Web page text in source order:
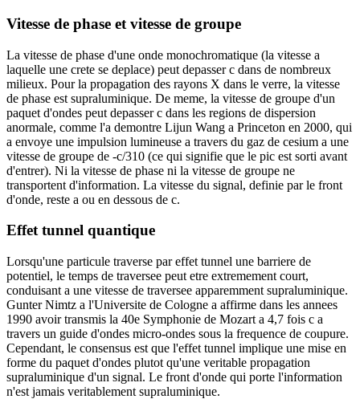
Vitesse de phase et vitesse de groupe
La vitesse de phase d'une onde monochromatique (la vitesse a
laquelle une crete se deplace) peut depasser c dans de nombreux
milieux. Pour la propagation des rayons X dans le verre, la vitesse
de phase est supraluminique. De meme, la vitesse de groupe d'un
paquet d'ondes peut depasser c dans les regions de dispersion
anormale, comme l'a demontre Lijun Wang a Princeton en 2000, qui
a envoye une impulsion lumineuse a travers du gaz de cesium a une
vitesse de groupe de -c/310 (ce qui signifie que le pic est sorti avant
d'entrer). Ni la vitesse de phase ni la vitesse de groupe ne
transportent d'information. La vitesse du signal, definie par le front
d'onde, reste a ou en dessous de c.
Effet tunnel quantique
Lorsqu'une particule traverse par effet tunnel une barriere de
potentiel, le temps de traversee peut etre extremement court,
conduisant a une vitesse de traversee apparemment supraluminique.
Gunter Nimtz a l'Universite de Cologne a affirme dans les annees
1990 avoir transmis la 40e Symphonie de Mozart a 4,7 fois c a
travers un guide d'ondes micro-ondes sous la frequence de coupure.
Cependant, le consensus est que l'effet tunnel implique une mise en
forme du paquet d'ondes plutot qu'une veritable propagation
supraluminique d'un signal. Le front d'onde qui porte l'information
n'est jamais veritablement supraluminique.